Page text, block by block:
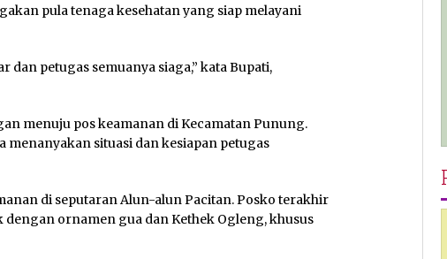
pula tenaga kesehatan yang siap melayani
dan petugas semuanya siaga,” kata Bupati,
menuju pos keamanan di Kecamatan Punung.
menanyakan situasi dan kesiapan petugas
di seputaran Alun-alun Pacitan. Posko terakhir
ornamen gua dan Kethek Ogleng, khusus